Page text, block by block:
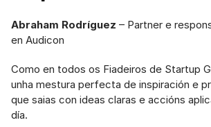
Abraham Rodríguez – Partner e
en Audicon
Como en todos os Fiadeiros de Startup
unha mestura perfecta de inspiración e
que saias con ideas claras e accións
día.